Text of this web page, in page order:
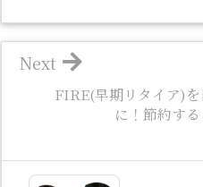
FIRE(早期リタイア)
に！節約す
Next